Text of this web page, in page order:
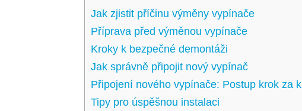
Jak zjistit příčinu výměny vypínače
Příprava před výměnou vypínače
Kroky k bezpečné demontáži
Jak správně připojit nový vypínač
Připojení nového vypínače: Postup krok za
Tipy pro úspěšnou instalaci